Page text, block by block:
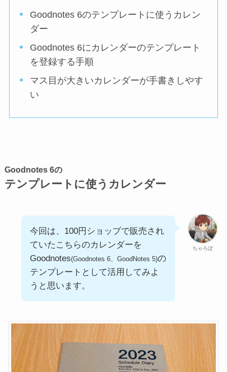
Goodnotes 6のテンプレートに使うカレン
ダー
Goodnotes 6にカレンダーのテンプレート
を登録する手順
マス目が大きいカレンダーが手書きしやす
い
Goodnotes 6の
テンプレートに使うカレンダー
ちゃろぼ
今回は、100円ショップで販売され
ていたこちらのカレンダーを
Goodnotes(Goodnotes 6、GoodNotes 5)の
テンプレートとして活用してみよ
うと思います。